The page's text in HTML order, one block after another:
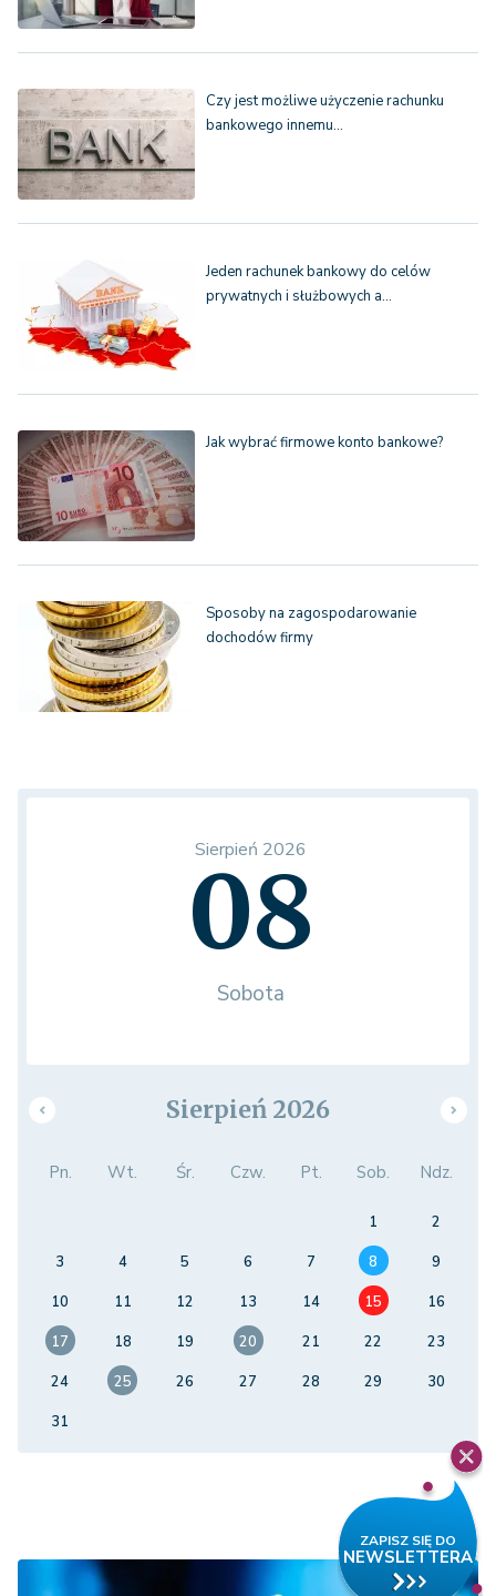
Czy jest możliwe użyczenie rachunku
bankowego innemu…
Jeden rachunek bankowy do celów
prywatnych i służbowych a…
Jak wybrać firmowe konto bankowe?
Sposoby na zagospodarowanie
dochodów firmy
Sierpień 2026
08
Sobota
Sierpień 2026
Pn. Wt. Śr. Czw. Pt. Sob. Ndz.
1
2
3
4 5 6 7 8
9
10
11 12 13 14 15
16
17
18 19 20 21 22
23
24
25 26 27 28 29
30
31